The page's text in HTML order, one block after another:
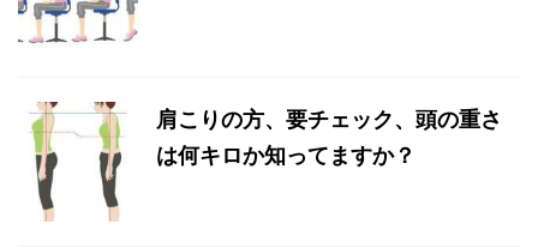
肩こりの方、要チェック、頭の重さ
は何キロか知ってますか？